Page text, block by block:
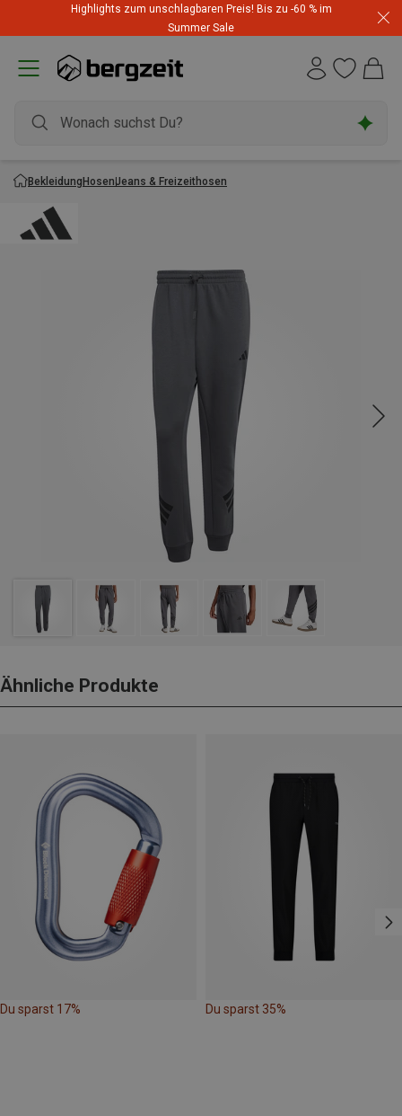
Highlights zum unschlagbaren Preis! Bis zu -60 % im
Summer Sale
BekleidungHosenJeans & Freizeithosen
Ähnliche Produkte
Du sparst 17% Du sparst 35%